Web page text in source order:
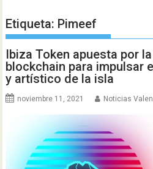
Etiqueta: Pimeef
Ibiza Token apuesta por
blockchain para impulsar
y artístico de la isla
noviembre 11, 2021 Noticias